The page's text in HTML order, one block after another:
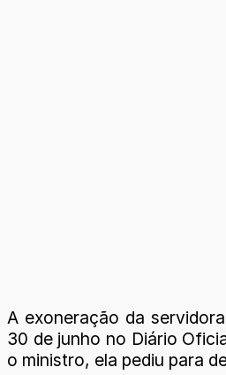
A exoneração da
30 de junho no Diário
o ministro, ela pediu para